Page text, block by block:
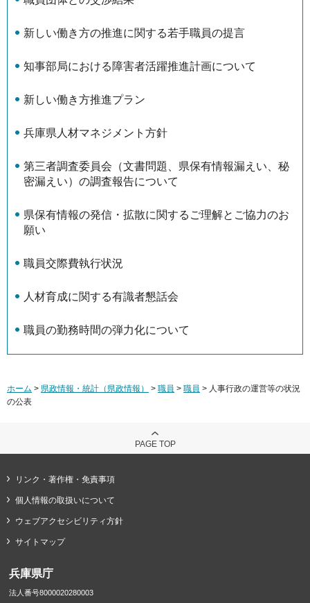
新しい働き方の推進に関する若手職員の提言
知事部局における障害者活躍推進計画について
新しい働き方推進プラン
兵庫県人材マネジメント方針
第三者調査委員会（文書問題、県保有情報漏えい、秘
密漏えい）の調査報告について
県保有情報の発信・拡散に関するご理解とご協力のお
願い
職員交際費執行状況
人材育成に関する有識者懇話会
職員の勤務時間の弾力化について
ホーム > 県政情報・統計（県政情報） > 職員 > 職員 > 人事行政の運営等の状況
の公表
PAGE TOP
リンク・著作権・免責事項
個人情報の取扱いについて
ウェブアクセシビリティ方針
サイトマップ
兵庫県庁
法人番号8000020280003